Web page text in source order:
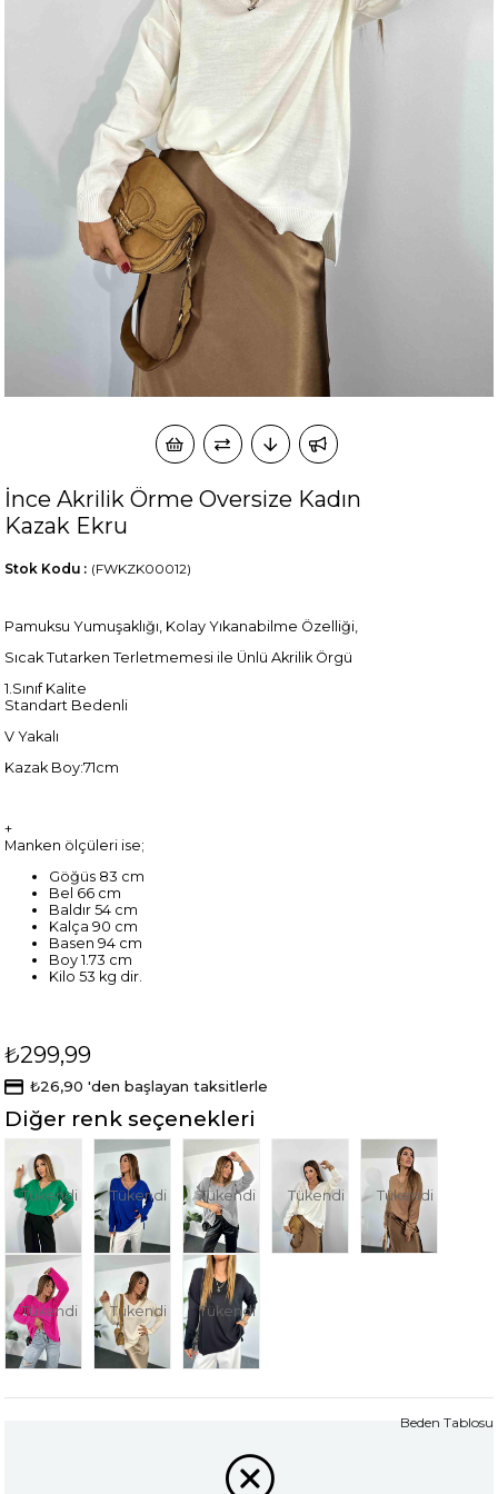
İnce Akrilik Örme Oversize Kadın
Kazak Ekru
(FWKZK00012)
Stok Kodu
Pamuksu Yumuşaklığı, Kolay Yıkanabilme Özelliği,
Sıcak Tutarken Terletmemesi ile Ünlü Akrilik Örgü
1.Sınıf Kalite
Standart Bedenli
V Yakalı
Kazak Boy:71cm
+
Manken ölçüleri ise;
Göğüs 83 cm
Bel 66 cm
Baldır 54 cm
Kalça 90 cm
Basen 94 cm
Boy 1.73 cm
Kilo 53 kg dir.
₺299,99
₺26,90 'den başlayan taksitlerle
Diğer renk seçenekleri
Tükendi Tükendi Tükendi Tükendi Tükendi
Tükendi Tükendi Tükendi
Beden Tablosu
okudum onay veriyorum.
Paylaştığım bilgilerin
KVKK kapsamında tarafınızca korunmasını, sms ve
WhatsApp üzerinden bilgilendirmeleri almayı kabul ediyorum.
Çevir Kazan